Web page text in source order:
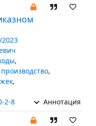
,
,
,
2-8 Аннотация